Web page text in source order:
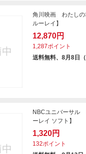
角川映画 わたしの
ルーレイ】
12,870円
1,287ポイント
送料無料、8月8日（
NBCユニバーサル
ーレイ ソフト】
1,320円
132ポイント